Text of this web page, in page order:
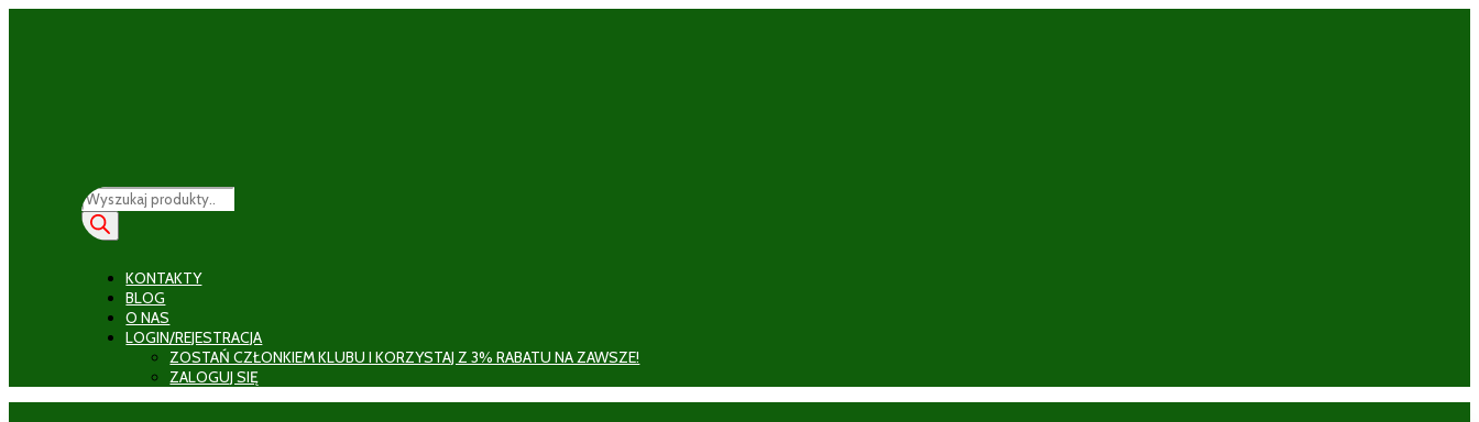
Wyszukiwarka
produktów
KONTAKTY
BLOG
O NAS
LOGIN/REJESTRACJA
ZOSTAŃ CZŁONKIEM KLUBU I KORZYSTAJ Z 3% RABATU NA ZAWSZE!
ZALOGUJ SIĘ